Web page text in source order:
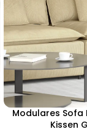
Modulares Sofa
Kissen